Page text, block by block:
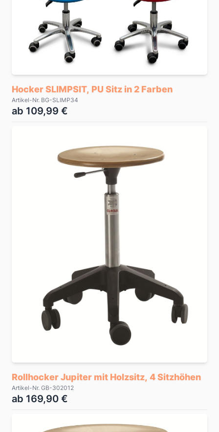
Hocker SLIMPSIT, PU Sitz in 2 Farben
Artikel-Nr. BG-SLIMP34
ab 109,99 €
Rollhocker Jupiter mit Holzsitz, 4 Sitzhöhen
Artikel-Nr. GB-302012
ab 169,90 €